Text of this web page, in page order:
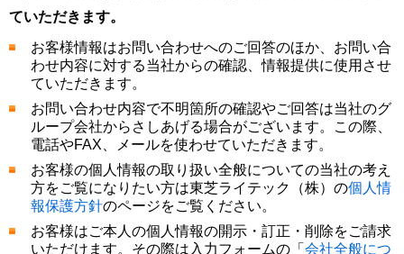
ていただきます。
お客様情報はお問い合わせへのご回答のほか、お問い合
わせ内容に対する当社からの確認、情報提供に使用させ
ていただきます。
お問い合わせ内容で不明箇所の確認やご回答は当社のグ
ループ会社からさしあげる場合がございます。この際、
電話やFAX、メールを使わせていただきます。
お客様の個人情報の取り扱い全般についての当社の考え
方をご覧になりたい方は東芝ライテック（株）の個人情
報保護方針のページをご覧ください。
お客様はご本人の個人情報の開示・訂正・削除をご請求
いただけます。その際は入力フォームの「 会社全般につ